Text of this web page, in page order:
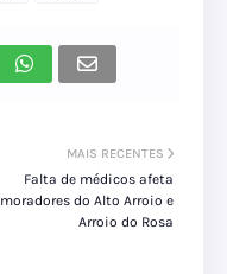
MAIS RECENTES
Falta de médicos afeta
moradores do Alto Arroio e
Arroio do Rosa